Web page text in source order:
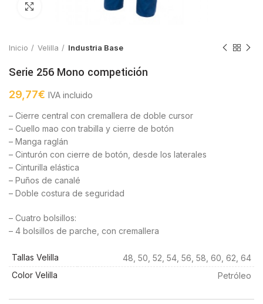
Inicio Velilla Industria Base
Serie 256 Mono competición
29,77€ IVA incluido
– Cierre central con cremallera de doble cursor
– Cuello mao con trabilla y cierre de botón
– Manga raglán
– Cinturón con cierre de botón, desde los laterales
– Cinturilla elástica
– Puños de canalé
– Doble costura de seguridad
– Cuatro bolsillos:
– 4 bolsillos de parche, con cremallera
Tallas Velilla
48, 50, 52, 54, 56, 58, 60, 62, 64
Color Velilla
Petróleo